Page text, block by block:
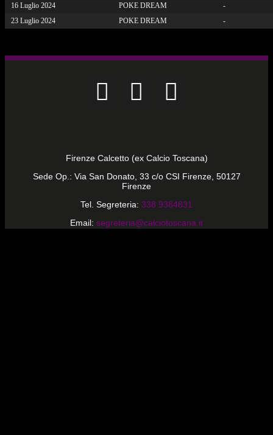
16 Luglio 2024
POKE DREAM
-
23 Luglio 2024
POKE DREAM -
Firenze Calcetto (ex Calcio Toscana)
Sede Op.: Via San Donato, 33 c/o CSI Firenze, 50127
Firenze
Tel. Segreteria: 338 9384831
Email: segreteria@calciotoscana.it